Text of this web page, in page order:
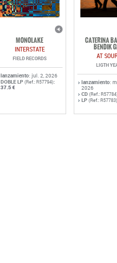
MONOLAKE
INTERSTATE
FIELD RECORDS
lanzamiento: jul. 2, 2026
DOBLE LP (Ref.: R57794):
37.5 €
CATERINA
BENDIK
AT
LIGTH
lanzamiento:
2026
CD (Ref.:
LP (Ref.: R57783)